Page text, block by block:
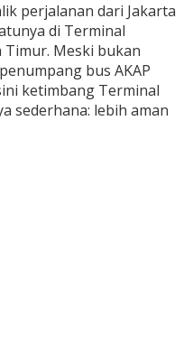
perjalanan dari Jakarta
di Terminal
Timur. Meski bukan
bus AKAP
ketimbang Terminal
sederhana: lebih aman